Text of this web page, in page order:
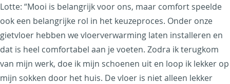
Lotte: “Mooi is belangrijk voor ons, maar comfort speelde
ook een belangrijke rol in het keuzeproces. Onder onze
gietvloer hebben we vloerverwarming laten installeren en
dat is heel comfortabel aan je voeten. Zodra ik terugkom
van mijn werk, doe ik mijn schoenen uit en loop ik lekker op
mijn sokken door het huis. De vloer is niet alleen lekker